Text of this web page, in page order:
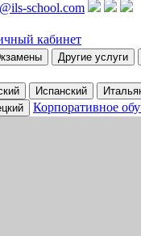
school.com
кабинет
Другие услуги
Испанский
Корпоративное